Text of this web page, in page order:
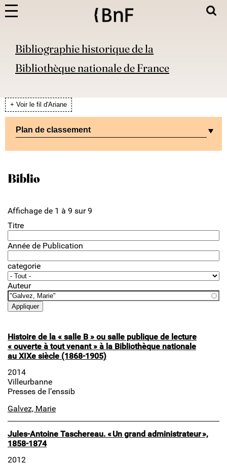
Bibliographie historique de la
Bibliothèque nationale de France
+ Voir le fil d'Ariane
Plan de classement
Biblio
Affichage de 1 à 9 sur 9
Titre
Année de Publication
categorie
Auteur
Histoire de la « salle B » ou salle publique de lecture
« ouverte à tout venant » à la Bibliothèque nationale
au XIXe siècle (1868-1905)
2014
Villeurbanne
Presses de l’enssib
Galvez, Marie
Jules-Antoine Taschereau. « Un grand administrateur »,
1858-1874
2012